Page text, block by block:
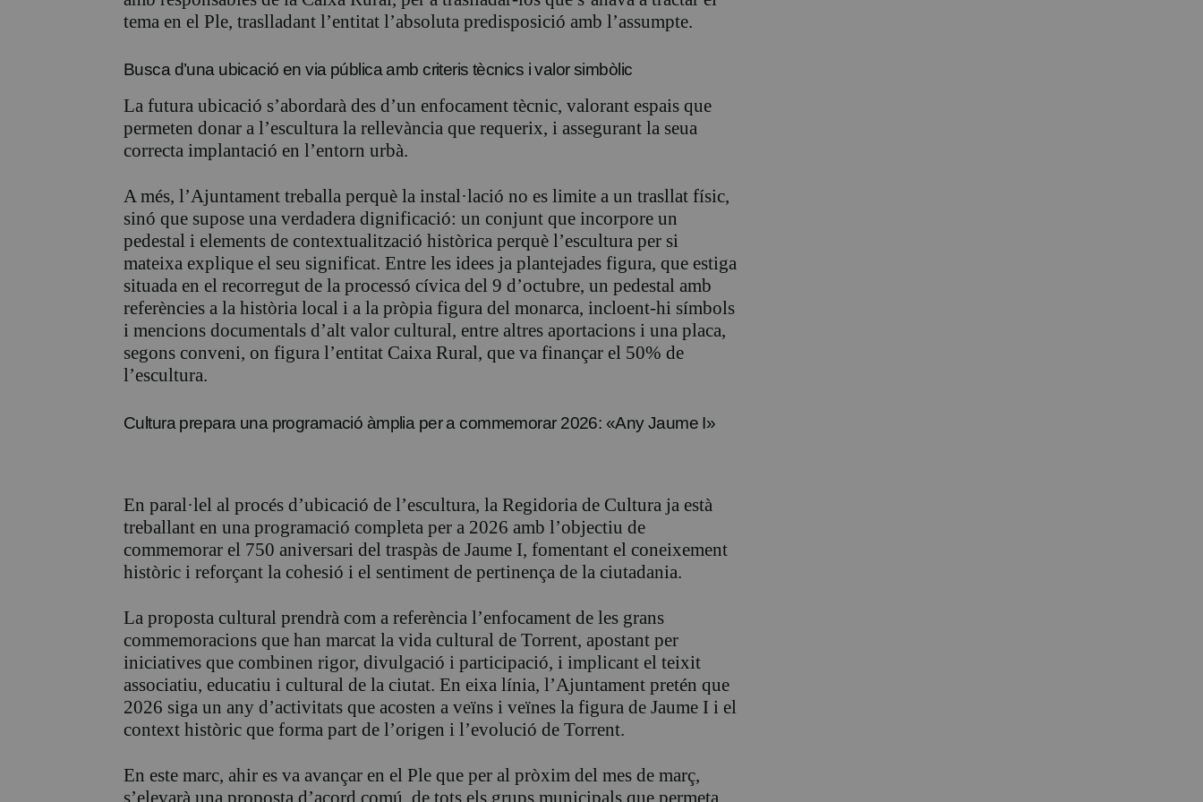
tema en el Ple, traslladant l’entitat l’absoluta predisposició amb l’assumpte.
Busca d’una ubicació en via pública amb criteris tècnics i valor simbòlic
La futura ubicació s’abordarà des d’un enfocament tècnic, valorant espais que
permeten donar a l’escultura la rellevància que requerix, i assegurant la seua
correcta implantació en l’entorn urbà.
A més, l’Ajuntament treballa perquè la instal·lació no es limite a un trasllat físic,
sinó que supose una verdadera dignificació: un conjunt que incorpore un
pedestal i elements de contextualització històrica perquè l’escultura per si
mateixa explique el seu significat. Entre les idees ja plantejades figura, que estiga
situada en el recorregut de la processó cívica del 9 d’octubre, un pedestal amb
referències a la història local i a la pròpia figura del monarca, incloent-hi símbols
i mencions documentals d’alt valor cultural, entre altres aportacions i una placa,
segons conveni, on figura l’entitat Caixa Rural, que va finançar el 50% de
l’escultura.
Cultura prepara una programació àmplia per a commemorar 2026: «Any Jaume I»
En paral·lel al procés d’ubicació de l’escultura, la Regidoria de Cultura ja està
treballant en una programació completa per a 2026 amb l’objectiu de
commemorar el 750 aniversari del traspàs de Jaume I, fomentant el coneixement
històric i reforçant la cohesió i el sentiment de pertinença de la ciutadania.
La proposta cultural prendrà com a referència l’enfocament de les grans
commemoracions que han marcat la vida cultural de Torrent, apostant per
iniciatives que combinen rigor, divulgació i participació, i implicant el teixit
associatiu, educatiu i cultural de la ciutat. En eixa línia, l’Ajuntament pretén que
2026 siga un any d’activitats que acosten a veïns i veïnes la figura de Jaume I i el
context històric que forma part de l’origen i l’evolució de Torrent.
En este marc, ahir es va avançar en el Ple que per al pròxim del mes de març,